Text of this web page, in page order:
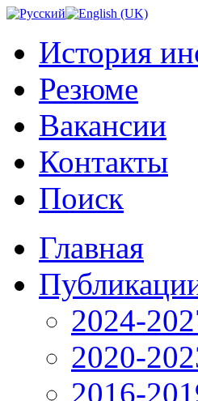
История
Резюме
Вакансии
Контакты
Поиск
Главная
2024-
2020-
2016-